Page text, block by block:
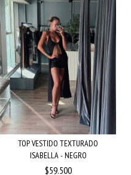
TOP VESTIDO TEXTURADO
ISABELLA - NEGRO
$59.500